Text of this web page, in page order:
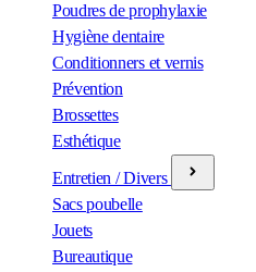
Poudres de prophylaxie
Hygiène dentaire
Conditionners et vernis
Prévention
Brossettes
Esthétique
Entretien / Divers
Sacs poubelle
Jouets
Bureautique